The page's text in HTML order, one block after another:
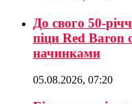
До свого 50-
піци Red Baron
начинками
05.08.2026, 07:20